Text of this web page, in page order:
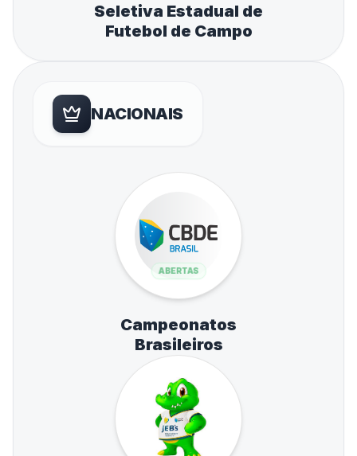
Seletiva Estadual de
Futebol de Campo
NACIONAIS
ABERTAS
Campeonatos
Brasileiros